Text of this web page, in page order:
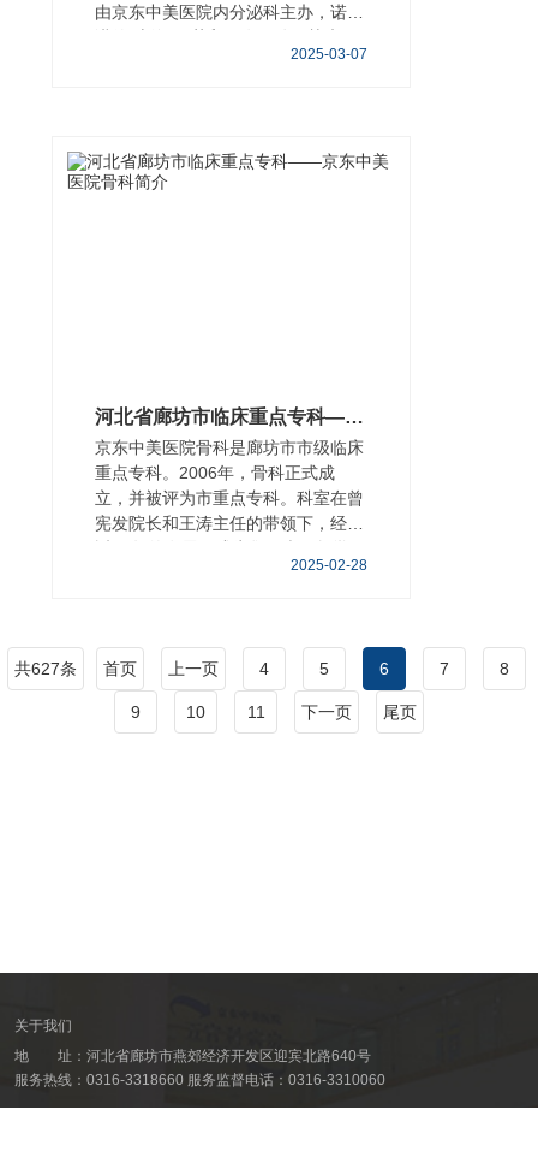
由京东中美医院内分泌科主办，诺和
2025-03-07
河北省廊坊市临床重点专科——京东中美医院骨科简介
京东中美医院骨科是廊坊市市级临床
重点专科。2006年，骨科正式成
立，并被评为市重点专科。科室在曾
宪发院长和王涛主任的带领下，经过
2025-02-28
共627条 首页 上一页 4 5 6 7 8
9 10 11 下一页 尾页
关于我们
地 址： 河北省廊坊市燕郊经济开发区迎宾北路640号
服务热线：0316-3318660 服务监督电话：0316-3310060